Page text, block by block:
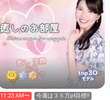
top30
モデル
11:23 AM〜 今週は３５万pt目標‼️